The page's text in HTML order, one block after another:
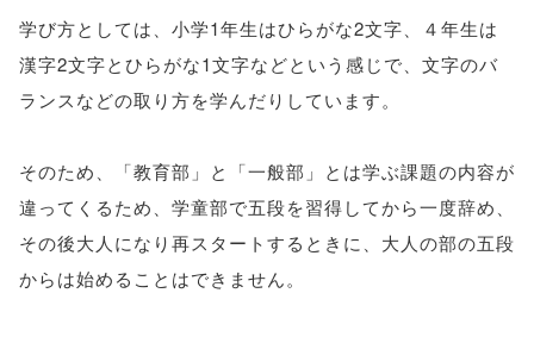
学び方としては、小学1年生はひらがな2文字、４年生は
漢字2文字とひらがな1文字などという感じで、文字のバ
ランスなどの取り方を学んだりしています。
そのため、「教育部」と「一般部」とは学ぶ課題の内容が
違ってくるため、学童部で五段を習得してから一度辞め、
その後大人になり再スタートするときに、大人の部の五段
からは始めることはできません。